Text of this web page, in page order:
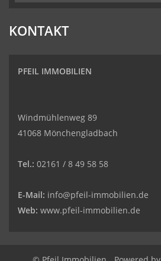
KONTAKT
PFEIL IMMOBILIEN
Windmühlenweg 89
41068 Mönchengladbach
Tel.: 02161 / 8 49 58 58
E-Mail: info@pfeil-immobilien.de
Web: www.pfeil-immobilien.de